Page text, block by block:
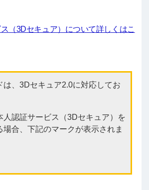
（3Dセキュア）について詳しくはこ
は、3Dセキュア2.0に対応してお
人認証サービス（3Dセキュア）を
場合、下記のマークが表示されま